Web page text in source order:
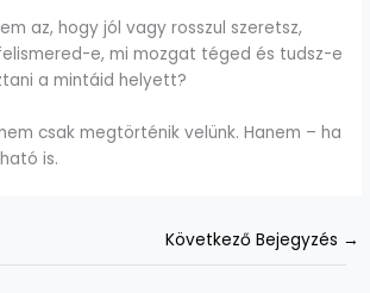
az, hogy jól vagy rosszul szeretsz,
e, mi mozgat téged és tudsz-e
a mintáid helyett?
csak megtörténik velünk. Hanem – ha
is.
Következő Bejegyzés →